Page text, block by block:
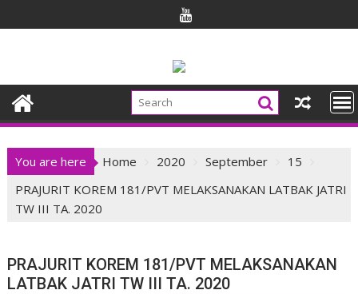
to
You are here Home 2020 September
15
PRAJURIT KOREM 181/PVT MELAKSANAKAN LATBAK JATRI
TW III TA. 2020
PRAJURIT KOREM 181/PVT MELAKSANAKAN
LATBAK JATRI TW III TA. 2020